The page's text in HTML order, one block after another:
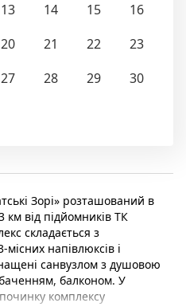
13 14 15
16
20 21 22
23
27 28 29
30
Зорі» розташований в
км від підйомників ТК
складається з
напівлюксів і
санвузлом з душовою
балконом. У
комплексу